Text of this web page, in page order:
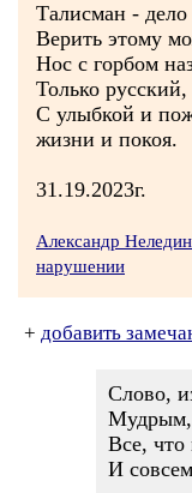
Талисман - дело
Верить этому
Нос с горбом
Только
С улыбкой и
жизни и покоя.
31.19.2023г.
Александр
нарушении
+ добавить
Слово,
Мудрым,
Все,
И